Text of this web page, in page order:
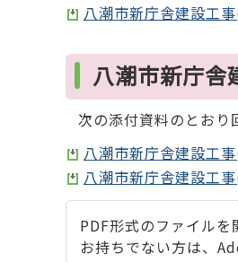
八潮市新庁舎建設工
八潮市新庁舎
次の添付資料のとおり
八潮市新庁舎建設工
八潮市新庁舎建設工
PDF形式のファイル
お持ちでない方は、